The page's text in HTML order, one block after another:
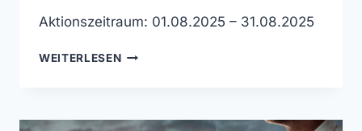
Aktionszeitraum: 01.08.2025 – 31.08.2025
WEITERLESENMONATSANGEBOTE